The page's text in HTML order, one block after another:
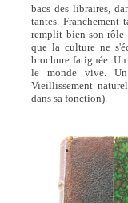
bacs des libraires,
tantes. Franchement
remplit bien son rôle
que la culture ne
brochure fatiguée.
le monde vive.
Vieillissement
dans sa fonction).